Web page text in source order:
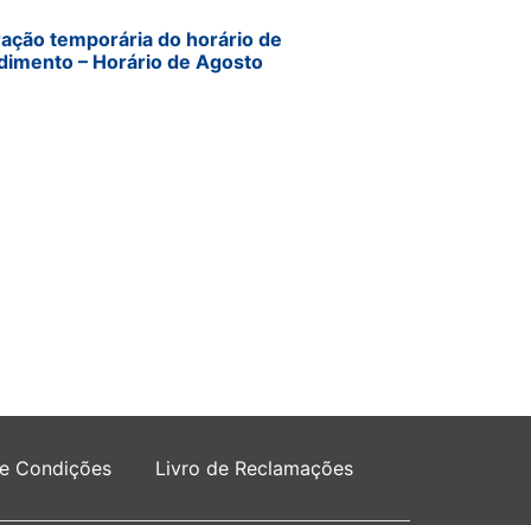
temporária do horário de
– Horário de Agosto
Condições Livro de Reclamações